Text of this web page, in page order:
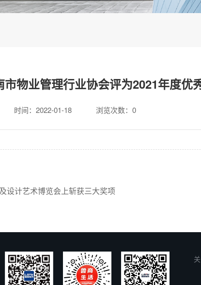
市物业管理行业协会评为2021年度优
时间：2022-01-18 浏览次数： 0
设计艺术博览会上斩获三大奖项